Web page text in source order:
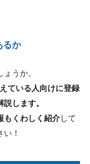
るか
うか。
ている人向けに登録
します。
もくわしく紹介して
！